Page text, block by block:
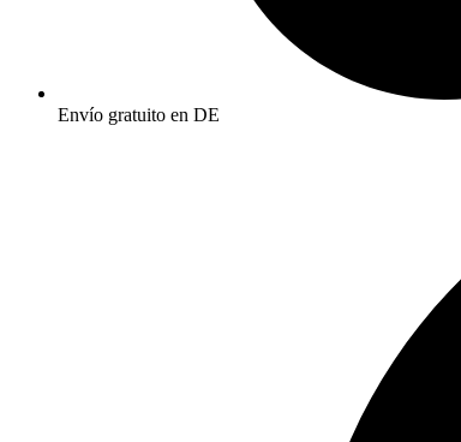
Envío gratuito en DE